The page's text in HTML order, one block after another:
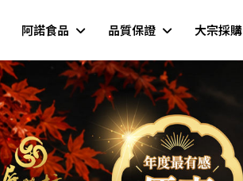
阿諾食品 品質保證 大宗採購